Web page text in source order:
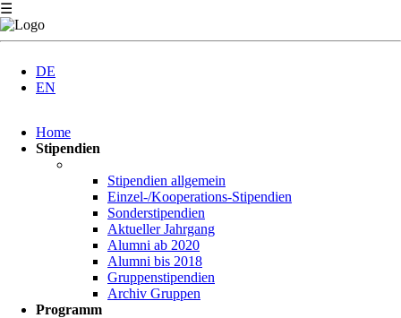
☰
DE
EN
überspringen
Home
Stipendien
Stipendien allgemein
Einzel-/Kooperations-Stipendien
Sonderstipendien
Aktueller Jahrgang
Alumni ab 2020
Alumni bis 2018
Gruppenstipendien
Archiv Gruppen
Programm